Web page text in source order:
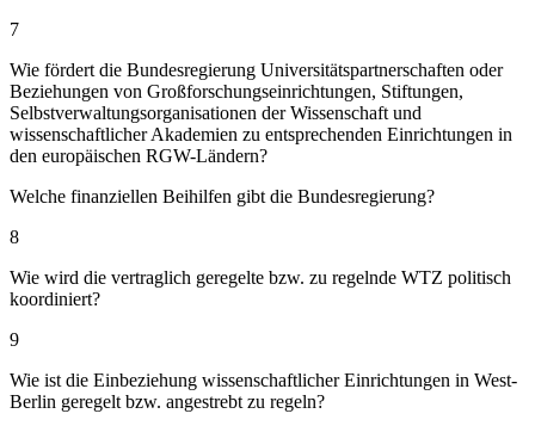
7
Wie fördert die Bundesregierung Universitätspartnerschaften oder
Beziehungen von Großforschungseinrichtungen, Stiftungen,
Selbstverwaltungsorganisationen der Wissenschaft und
wissenschaftlicher Akademien zu entsprechenden Einrichtungen in
den europäischen RGW-Ländern?
Welche finanziellen Beihilfen gibt die Bundesregierung?
8
Wie wird die vertraglich geregelte bzw. zu regelnde WTZ politisch
koordiniert?
9
Wie ist die Einbeziehung wissenschaftlicher Einrichtungen in West-
Berlin geregelt bzw. angestrebt zu regeln?